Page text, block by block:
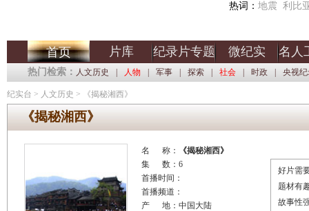
热词： 地震 利比
首页 片库 纪录片专题 微纪实 名人
热门检索： 人文历史 人物 军事 探索 社会 时政 央视
纪实台 > 人文历史 > 《揭秘湘西》
《揭秘湘西》
名 称：
《揭秘湘西》
集 数：6
首播时间：
首播频道：
产 地：中国大陆
好片需
题材有
故事性